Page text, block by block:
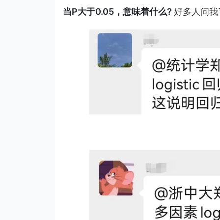
当P大于0.05，意味着什么? 好多人问